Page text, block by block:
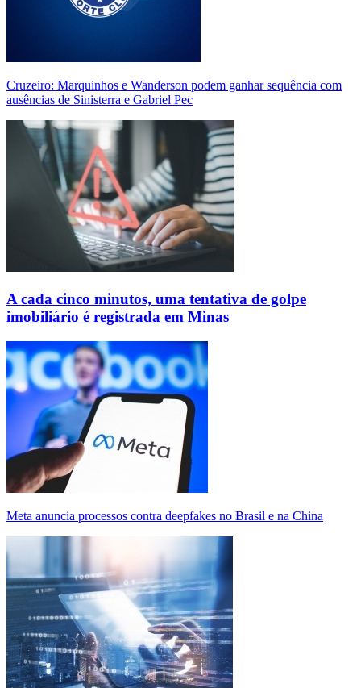
Cruzeiro: Marquinhos e Wanderson podem ganhar sequência com
ausências de Sinisterra e Gabriel Pec
A cada cinco minutos, uma tentativa de golpe
imobiliário é registrada em Minas
Meta anuncia processos contra deepfakes no Brasil e na China